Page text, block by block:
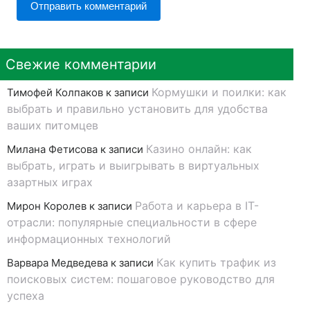
Свежие комментарии
Тимофей Колпаков к записи Кормушки и поилки: как
выбрать и правильно установить для удобства
ваших питомцев
Милана Фетисова к записи Казино онлайн: как
выбрать, играть и выигрывать в виртуальных
азартных играх
Мирон Королев к записи Работа и карьера в IT-
отрасли: популярные специальности в сфере
информационных технологий
Варвара Медведева к записи Как купить трафик из
поисковых систем: пошаговое руководство для
успеха